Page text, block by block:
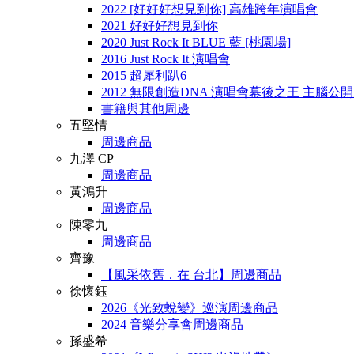
2022 [好好好想見到你] 高雄跨年演唱會
2021 好好好想見到你
2020 Just Rock It BLUE 藍 [桃園場]
2016 Just Rock It 演唱會
2015 超犀利趴6
2012 無限創造DNA 演唱會幕後之王 主腦公
書籍與其他周邊
五堅情
周邊商品
九澤 CP
周邊商品
黃鴻升
周邊商品
陳零九
周邊商品
齊豫
【風采依舊．在 台北】周邊商品
徐懷鈺
2026《光致蛻變》巡演周邊商品
2024 音樂分享會周邊商品
孫盛希